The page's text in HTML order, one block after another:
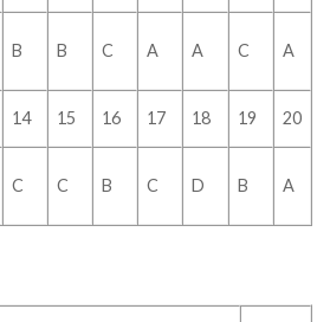
B B C A A C A
14 15 16 17 18 19 20
C C B C D B A